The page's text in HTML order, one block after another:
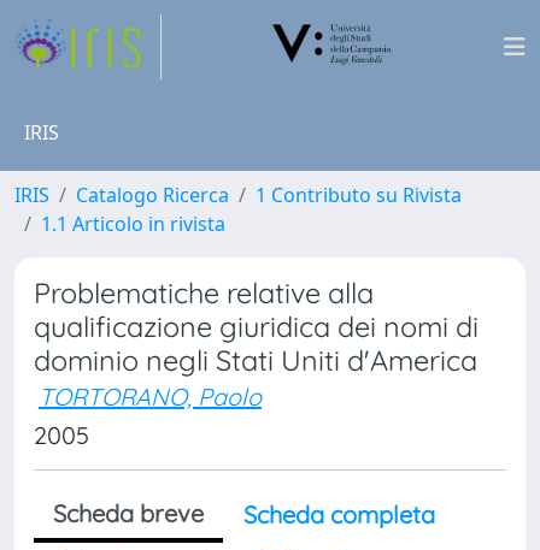
IRIS
IRIS Catalogo Ricerca
1 Contributo su Rivista
1.1 Articolo in rivista
Problematiche relative alla
qualificazione giuridica dei nomi di
dominio negli Stati Uniti d'America
TORTORANO, Paolo
2005
Scheda breve
Scheda completa